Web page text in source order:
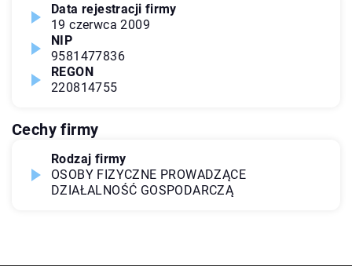
Data rejestracji firmy
19 czerwca 2009
NIP
9581477836
REGON
220814755
Cechy firmy
Rodzaj firmy
OSOBY FIZYCZNE PROWADZĄCE
DZIAŁALNOŚĆ GOSPODARCZĄ